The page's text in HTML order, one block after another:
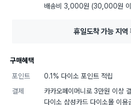
배송비 3,000원 (30,000원 이
휴일도착 가능 지역
구매혜택
포인트
0.1% 다이소 포인트 적립
결제
카카오페이머니로 3만원 이상
다이소 삼성카드 다이소몰 이용